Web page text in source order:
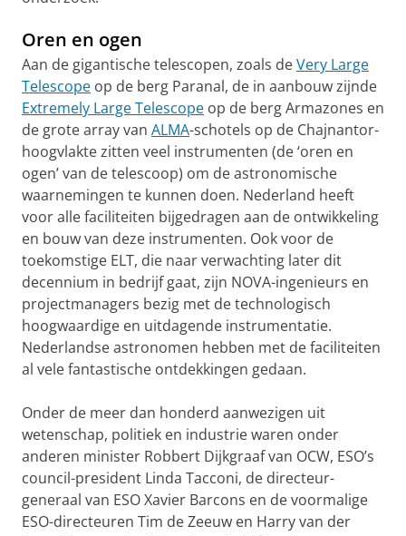
Oren en ogen
Aan de gigantische telescopen, zoals deVery Large
Telescope op de berg Paranal, de in aanbouw zijnde
Extremely Large Telescope op de berg Armazones en
de grote array van ALMA-schotels op de Chajnantor-
hoogvlakte zitten veel instrumenten (de ‘oren en
ogen’ van de telescoop) om de astronomische
waarnemingen te kunnen doen. Nederland heeft
voor alle faciliteiten bijgedragen aan de ontwikkeling
en bouw van deze instrumenten. Ook voor de
toekomstige ELT, die naar verwachting later dit
decennium in bedrijf gaat, zijn NOVA-ingenieurs en
projectmanagers bezig met de technologisch
hoogwaardige en uitdagende instrumentatie.
Nederlandse astronomen hebben met de faciliteiten
al vele fantastische ontdekkingen gedaan.
Onder de meer dan honderd aanwezigen uit
wetenschap, politiek en industrie waren onder
anderen minister Robbert Dijkgraaf van OCW, ESO’s
council-president Linda Tacconi, de directeur-
generaal van ESO Xavier Barcons en de voormalige
ESO-directeuren Tim de Zeeuw en Harry van der